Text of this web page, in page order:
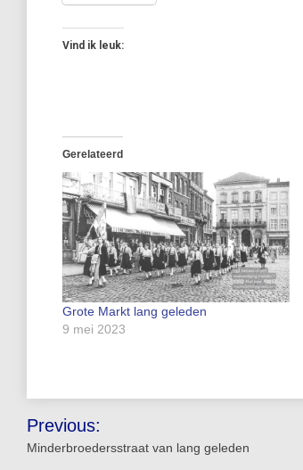
Vind ik leuk:
Gerelateerd
Grote Markt lang geleden
9 mei 2023
Bericht
navigatie
Previous:
Minderbroedersstraat van lang geleden